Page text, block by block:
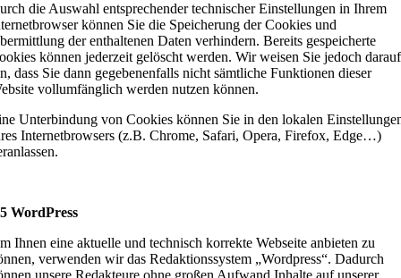
die Auswahl entsprechender technischer Einstellungen in Ihrem
können Sie die Speicherung der Cookies und
der enthaltenen Daten verhindern. Bereits gespeicherte
können jederzeit gelöscht werden. Wir weisen Sie jedoch darauf
dass Sie dann gegebenenfalls nicht sämtliche Funktionen dieser
vollumfänglich werden nutzen können.
Unterbindung von Cookies können Sie in den lokalen
Internetbrowsers (z.B. Chrome, Safari, Opera, Firefox, Edge…)
WordPress
Ihnen eine aktuelle und technisch korrekte Webseite anbieten zu
verwenden wir das Redaktionssystem „Wordpress“. Dadurch
unsere Redakteure ohne großen Aufwand Inhalte auf unserer